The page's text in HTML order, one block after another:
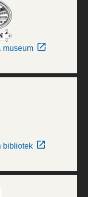
museum
bibliotek